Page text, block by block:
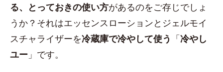
る、とっておきの使い方があるのをご存じでしょ
うか？それはエッセンスローションとジェルモイ
スチャライザーを冷蔵庫で冷やして使う 「冷やし
ユー 」です。